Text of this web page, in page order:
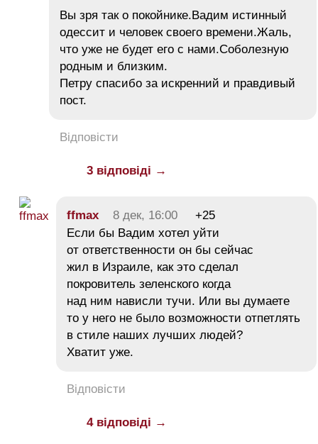
Вы зря так о покойнике.Вадим истинный
одессит и человек своего времени.Жаль,
что уже не будет его с нами.Соболезную
родным и близким.
Петру спасибо за искренний и правдивый
пост.
Відповісти
3 відповіді →
ffmax 8 дек, 16:00
+25
Если бы Вадим хотел уйти
от ответственности он бы сейчас
жил в Израиле, как это сделал
покровитель зеленского когда
над ним нависли тучи. Или вы думаете
то у него не было возможности отпетлять
в стиле наших лучших людей?
Хватит уже.
Відповісти
4 відповіді →